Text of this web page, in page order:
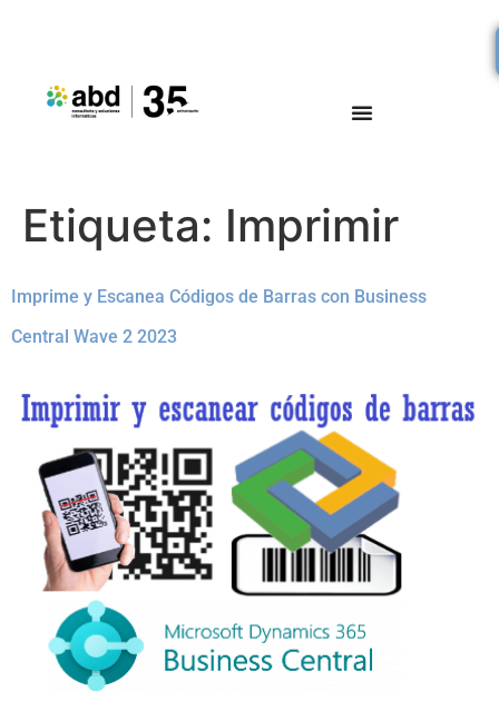
Etiqueta: Imprimir
Imprime y Escanea Códigos de Barras con Business
Central Wave 2 2023